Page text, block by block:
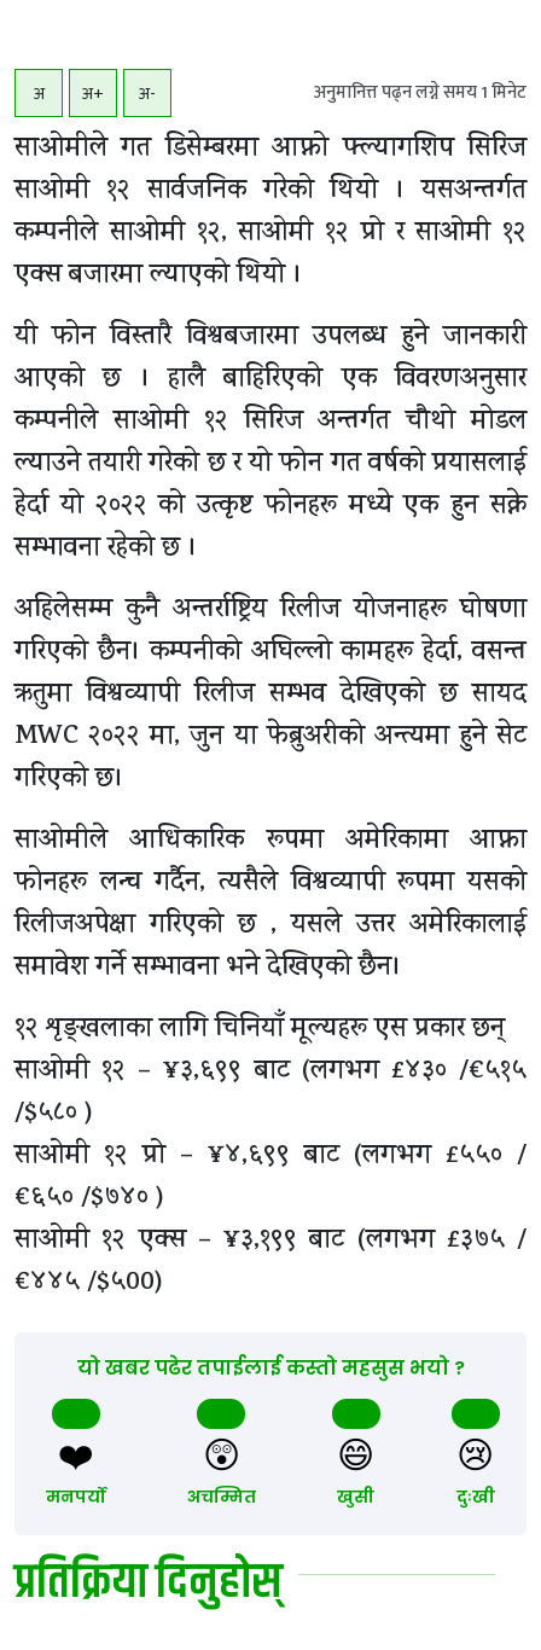
अ अ+ अ- अनुमानित्त पढ्न लग्ने समय1मिनेट
साओमीले गत डिसेम्बरमा आफ्नो फ्ल्यागशिप सिरिज
साओमी १२ सार्वजनिक गरेको थियो । यसअन्तर्गत
कम्पनीले साओमी १२, साओमी १२ प्रो र साओमी १२
एक्स बजारमा ल्याएको थियो ।
यी फोन विस्तारै विश्वबजारमा उपलब्ध हुने जानकारी
आएको छ । हालै बाहिरिएको एक विवरणअनुसार
कम्पनीले साओमी १२ सिरिज अन्तर्गत चौथो मोडल
ल्याउने तयारी गरेको छ र यो फोन गत वर्षको प्रयासलाई
हेर्दा यो २०२२ को उत्कृष्ट फोनहरू मध्ये एक हुन सक्ने
सम्भावना रहेको छ ।
अहिलेसम्म कुनै अन्तर्राष्ट्रिय रिलीज योजनाहरू घोषणा
गरिएको छैन। कम्पनीको अघिल्लो कामहरू हेर्दा, वसन्त
ऋतुमा विश्वव्यापी रिलीज सम्भव देखिएको छ सायद
MWC २०२२ मा, जुन या फेब्रुअरीको अन्त्यमा हुने सेट
गरिएको छ।
साओमीले आधिकारिक रूपमा अमेरिकामा आफ्ना
फोनहरू लन्च गर्दैन, त्यसैले विश्वव्यापी रूपमा यसको
रिलीजअपेक्षा गरिएको छ , यसले उत्तर अमेरिकालाई
समावेश गर्ने सम्भावना भने देखिएको छैन।
१२ शृङ्खलाका लागि चिनियाँ मूल्यहरू एस प्रकार छन्
साओमी १२ – ¥३,६९९ बाट (लगभग £४३० /€५१५
/$५८० )
साओमी १२ प्रो – ¥४,६९९ बाट (लगभग £५५० /
€६५० /$७४० )
साओमी १२ एक्स – ¥३,१९९ बाट (लगभग £३७५ /
€४४५ /$५00)
यो खबर पढेर तपाईलाई कस्तो महसुस भयो ?
❤️
मनपर्यो
😲
अचम्मित
😄
खुसी
😢
दुःखी
प्रतिक्रिया दिनुहोस्